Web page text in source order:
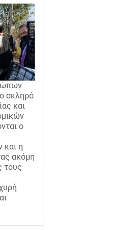
σκληρό
και
ο
και η
ακόμη
τους